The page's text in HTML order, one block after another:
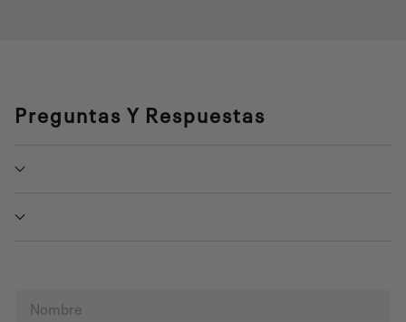
Preguntas Y Respuestas